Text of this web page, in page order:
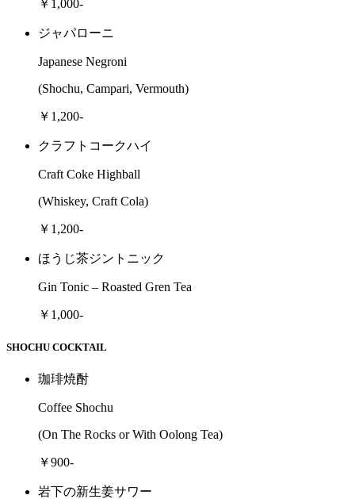
￥1,000-
ジャパローニ
Japanese Negroni
(Shochu, Campari, Vermouth)
￥1,200-
クラフトコークハイ
Craft Coke Highball
(Whiskey, Craft Cola)
￥1,200-
ほうじ茶ジントニック
Gin Tonic – Roasted Gren Tea
￥1,000-
SHOCHU COCKTAIL
珈琲焼酎
Coffee Shochu
(On The Rocks or With Oolong Tea)
￥900-
岩下の新生姜サワー